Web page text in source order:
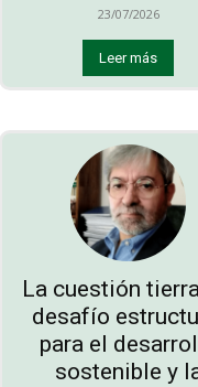
23/07/2026
Leer más
La cuestión
desafío
para el
sostenible y